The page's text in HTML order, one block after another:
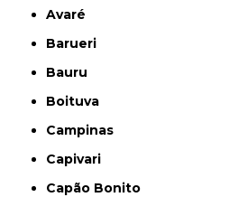
Avaré
Barueri
Bauru
Boituva
Campinas
Capivari
Capão Bonito